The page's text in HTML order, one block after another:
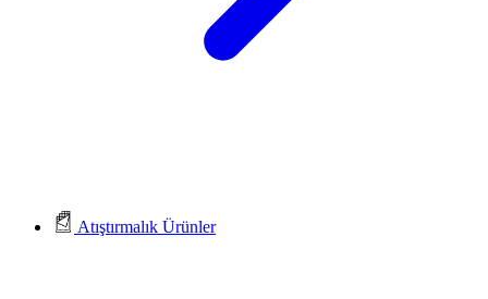
Atıştırmalık Ürünler